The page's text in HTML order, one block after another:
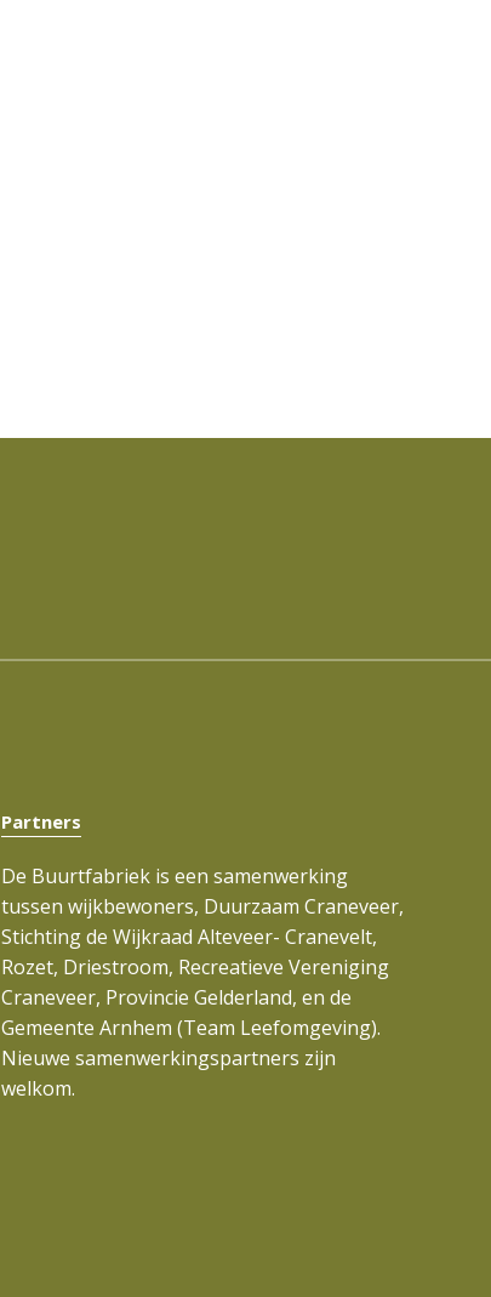
Partners
De Buurtfabriek is een samenwerking
tussen wijkbewoners, Duurzaam Craneveer,
Stichting de Wijkraad Alteveer- Cranevelt,
Rozet, Driestroom, Recreatieve Vereniging
Craneveer, Provincie Gelderland, en de
Gemeente Arnhem (Team Leefomgeving).
Nieuwe samenwerkingspartners zijn
welkom.